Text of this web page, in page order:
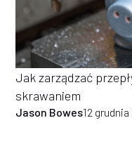
Jak zarządzać
skrawaniem
Jason Bowes12 grudnia